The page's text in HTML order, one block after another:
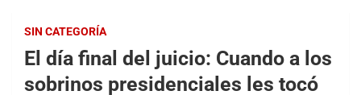
SIN CATEGORÍA
El día final del juicio: Cuando a los
sobrinos presidenciales les tocó